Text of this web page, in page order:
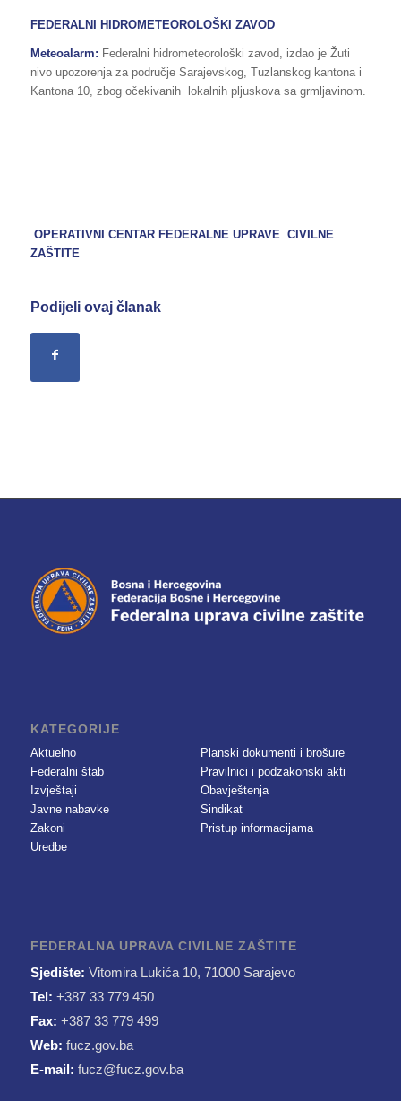
FEDERALNI HIDROMETEOROLOŠKI ZAVOD
Meteoalarm: Federalni hidrometeorološki zavod, izdao je Žuti
nivo upozorenja za područje Sarajevskog, Tuzlanskog kantona i
Kantona 10, zbog očekivanih lokalnih pljuskova sa grmljavinom.
OPERATIVNI CENTAR FEDERALNE UPRAVE CIVILNE
ZAŠTITE
Podijeli ovaj članak
KATEGORIJE
Aktuelno
Federalni štab
Izvještaji
Javne nabavke
Zakoni
Uredbe
Planski dokumenti i brošure
Pravilnici i podzakonski akti
Obavještenja
Sindikat
Pristup informacijama
FEDERALNA UPRAVA CIVILNE ZAŠTITE
Sjedište: Vitomira Lukića 10, 71000 Sarajevo
Tel: +387 33 779 450
Fax: +387 33 779 499
Web: fucz.gov.ba
E-mail: fucz@fucz.gov.ba